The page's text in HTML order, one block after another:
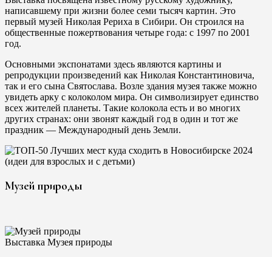
написавшему при жизни более семи тысяч картин. Это
первый музей Николая Рериха в Сибири. Он строился на
общественные пожертвования четыре года: с 1997 по 2001
год.
Основными экспонатами здесь являются картины и
репродукции произведений как Николая Константиновича,
так и его сына Святослава. Возле здания музея также можно
увидеть арку с колоколом мира. Он символизирует единство
всех жителей планеты. Такие колокола есть и во многих
других странах: они звонят каждый год в один и тот же
праздник — Международный день Земли.
Музей природы
Выставка Музея природы